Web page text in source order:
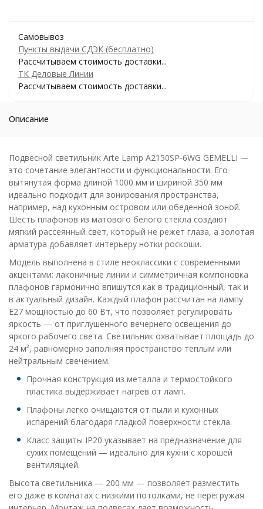
Самовывоз
Пункты выдачи СДЭК (бесплатно)
Рассчитываем стоимость доставки...
ТК Деловые Линии
Рассчитываем стоимость доставки...
Описание
Подвесной светильник Arte Lamp A2150SP-6WG GEMELLI —
это сочетание элегантности и функциональности. Его
вытянутая форма длиной 1000 мм и шириной 350 мм
идеально подходит для зонирования пространства,
например, над кухонным островом или обеденной зоной.
Шесть плафонов из матового белого стекла создают
мягкий рассеянный свет, который не режет глаза, а золотая
арматура добавляет интерьеру нотки роскоши.
Модель выполнена в стиле неоклассики с современными
акцентами: лаконичные линии и симметричная компоновка
плафонов гармонично впишутся как в традиционный, так и
в актуальный дизайн. Каждый плафон рассчитан на лампу
E27 мощностью до 60 Вт, что позволяет регулировать
яркость — от приглушенного вечернего освещения до
яркого рабочего света. Светильник охватывает площадь до
24 м², равномерно заполняя пространство теплым или
нейтральным свечением.
Прочная конструкция из металла и термостойкого
пластика выдерживает нагрев от ламп.
Плафоны легко очищаются от пыли и кухонных
испарений благодаря гладкой поверхности стекла.
Класс защиты IP20 указывает на предназначение для
сухих помещений — идеально для кухни с хорошей
вентиляцией.
Высота светильника — 200 мм — позволяет разместить
его даже в комнатах с низкими потолками, не перегружая